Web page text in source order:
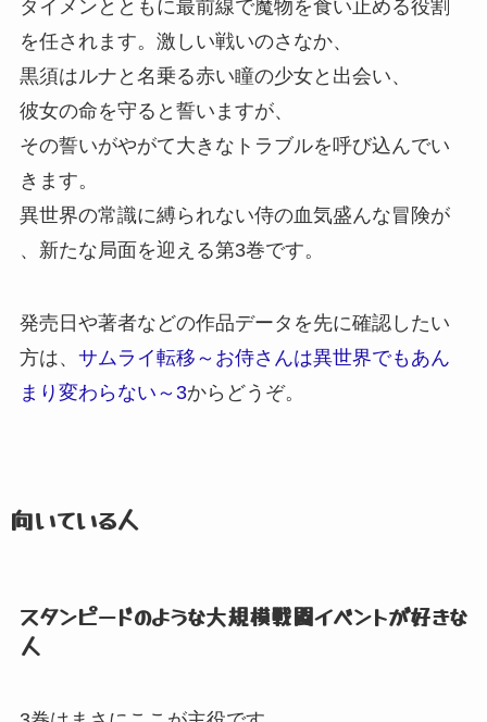
タイメンとともに最前線で魔物を食い止める役割
を任されます。 激しい戦いのさなか、
黒須はルナと名乗る赤い瞳の少女と出会い、
彼女の命を守ると誓いますが、
その誓いがやがて大きなトラブルを呼び込んでい
きます。
異世界の常識に縛られない侍の血気盛んな冒険が
、 新たな局面を迎える第3巻です。
発売日や著者などの作品データを先に確認したい
方は、 サムライ転移～お侍さんは異世界でもあん
まり変わらない～3からどうぞ。
向いている人
スタンピードのような大規模戦闘イベントが好きな
人